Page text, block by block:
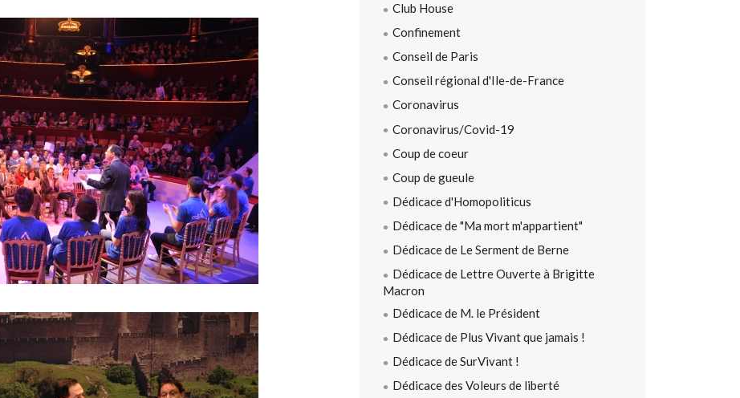
Club House
Confinement
Conseil de Paris
Conseil régional d'Ile-de-France
Coronavirus
Coronavirus/Covid-19
Coup de coeur
Coup de gueule
Dédicace d'Homopoliticus
Dédicace de "Ma mort m'appartient"
Dédicace de Le Serment de Berne
Dédicace de Lettre Ouverte à Brigitte
Macron
Dédicace de M. le Président
Dédicace de Plus Vivant que jamais !
Dédicace de SurVivant !
Dédicace des Voleurs de liberté